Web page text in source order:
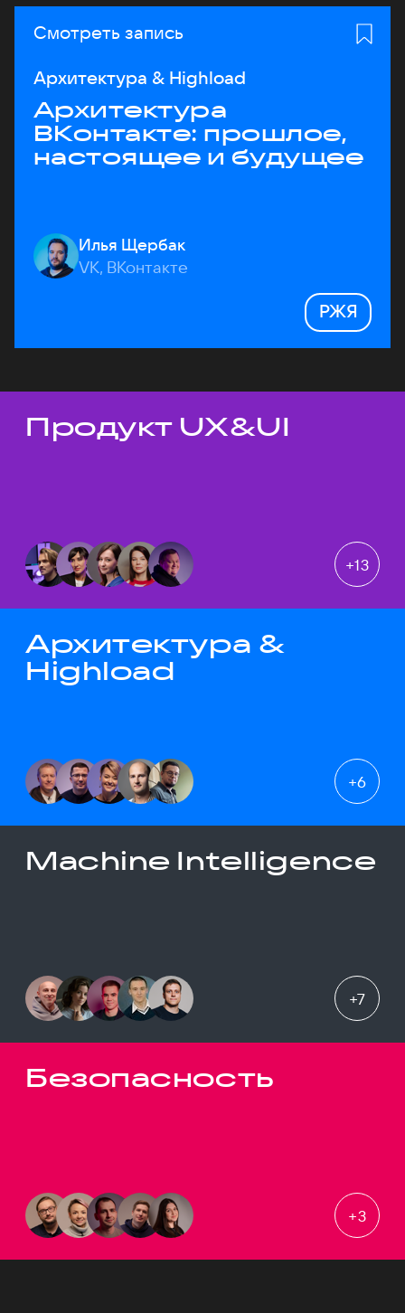
Смотреть запись
Архитектура & Highload
Архитектура
ВКонтакте: прошлое,
настоящее и будущее
Илья Щербак
VK, ВКонтакте
РЖЯ
Темы докладов
Продукт UX&UI
+13
Архитектура &
Highload
+6
Machine Intelligence
+7
Безопасность
+3